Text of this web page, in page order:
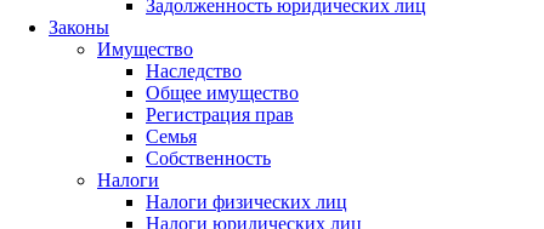
Задолженность юридических лиц
Законы
Имущество
Наследство
Общее имущество
Регистрация прав
Семья
Собственность
Налоги
Налоги физических лиц
Налоги юридических лиц